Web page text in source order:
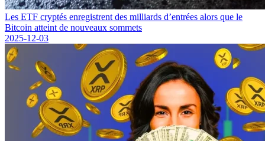
Les ETF cryptés enregistrent des milliards d’entrées alors que le
Bitcoin atteint de nouveaux sommets
2025-12-03